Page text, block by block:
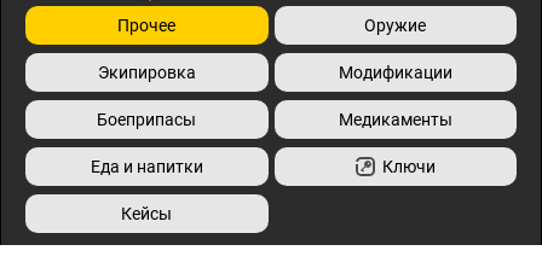
Прочее Оружие
Экипировка Модификации
Боеприпасы Медикаменты
Еда и напитки Ключи
Кейсы